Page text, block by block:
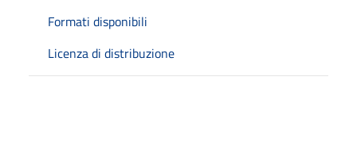
Formati disponibili
Licenza di distribuzione